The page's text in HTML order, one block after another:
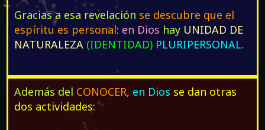
Gracias a esa revelación se descubre que el
espíritu es personal: en Dios hay UNIDAD DE
NATURALEZA (IDENTIDAD) PLURIPERSONAL.
Además del CONOCER, en Dios se dan otras
dos actividades: